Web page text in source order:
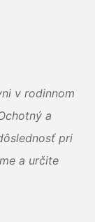
v rodinnom
a
pri
a určite